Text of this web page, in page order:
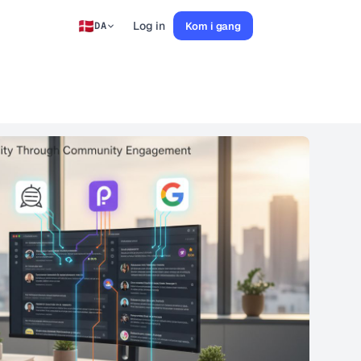
DA Log in Kom i gang